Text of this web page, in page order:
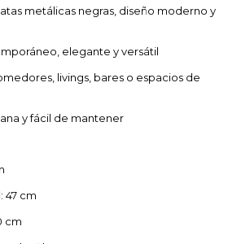
metálicas negras, diseño moderno y
elegante y versátil
livings, bares o espacios de
y fácil de mantener
47 cm
cm